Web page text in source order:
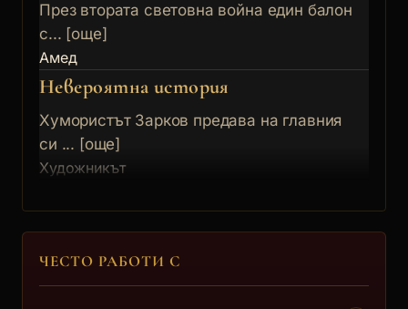
През втората световна война един балон
с... [още]
Амед
Невероятна история
Хумористът Зарков предава на главния
си ... [още]
Художникът
ЧЕСТО РАБОТИ С